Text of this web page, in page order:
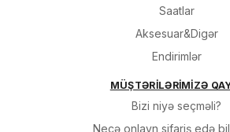
Saatlar
Aksesuar&Digər
Endirimlər
MÜŞTƏRİLƏRİMİZƏ
Bizi niyə seçməli?
Necə onlayn sifariş edə